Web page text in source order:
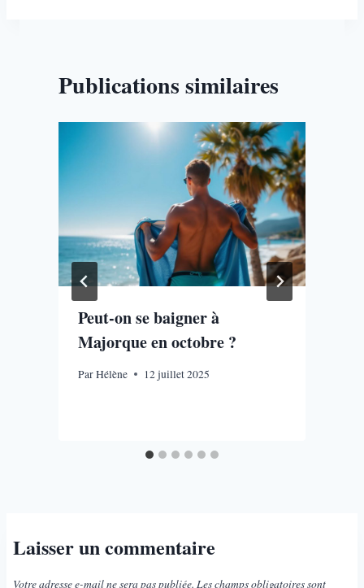
Publications similaires
Peut-on se baigner à
Majorque en octobre ?
ParHélène 12 juillet 2025
Laisser un commentaire
Votre adresse e-mail ne sera pas publiée. Les champs obligatoires sont